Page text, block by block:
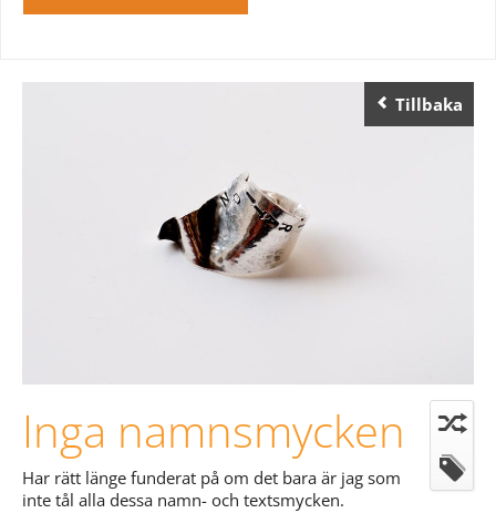
Tillbaka
Inga namnsmycken
Har rätt länge funderat på om det bara är jag som
inte tål alla dessa namn- och textsmycken.